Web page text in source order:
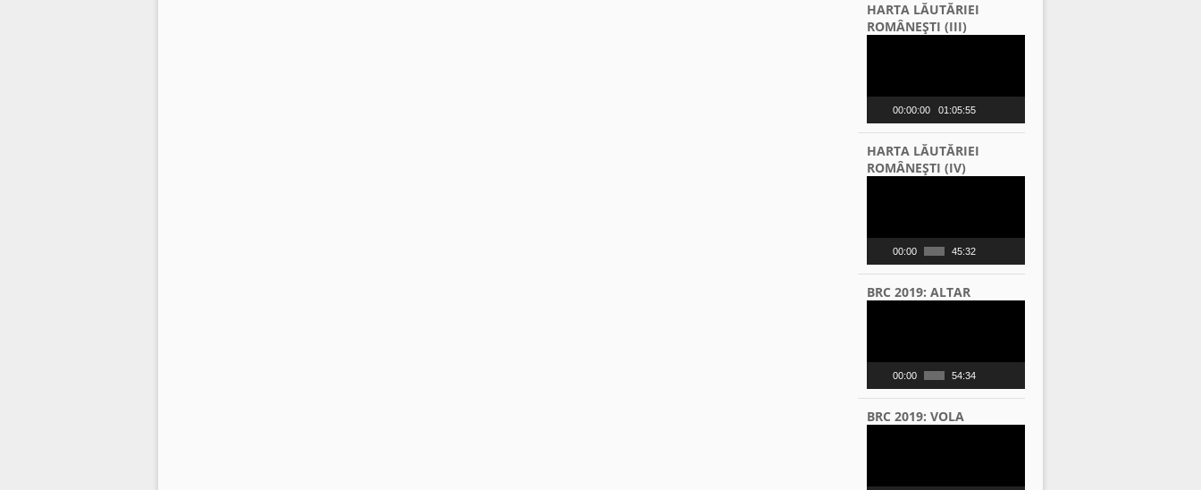
HARTA LĂUTĂRIEI
ROMÂNEŞTI (III)
00:00:00 01:05:55
HARTA LĂUTĂRIEI
ROMÂNEŞTI (IV)
00:00 45:32
BRC 2019: ALTAR
00:00 54:34
BRC 2019: VOLA